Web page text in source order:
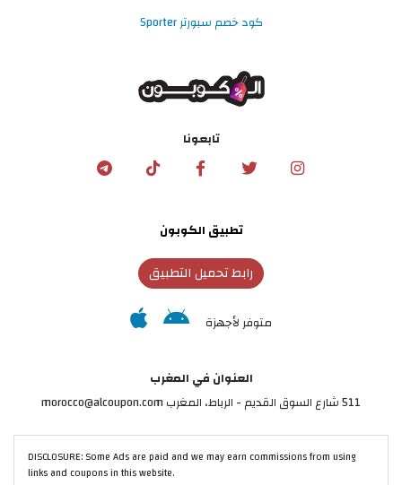
كود خصم سبورتر Sporter
تابعونا
تطبيق الكوبون
رابط تحميل التطبيق
متوفر لأجهزة
العنوان في المغرب
511 شارع السوق القديم - الرباط، المغرب morocco@alcoupon.com
DISCLOSURE: Some Ads are paid and we may earn commissions from using
links and coupons in this website.